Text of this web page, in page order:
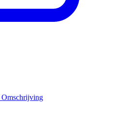
Omschrijving